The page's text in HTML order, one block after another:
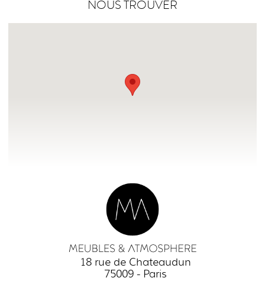
NOUS TROUVER
18 rue de Chateaudun
75009 - Paris